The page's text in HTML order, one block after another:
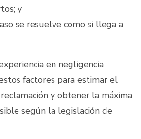
y
se resuelve como si llega a
en negligencia
factores para estimar el
y obtener la máxima
según la legislación de